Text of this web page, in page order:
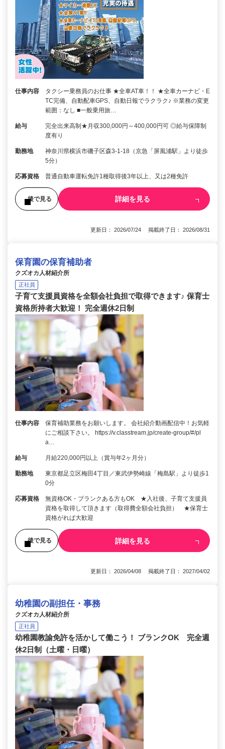
仕事内容
タクシー乗務員のお仕事 ★全車AT車！！ ★全車カーナビ・E
TC完備、自動配車GPS、自動日報でラクラク♪ ※業務の変更
範囲：なし ■一般乗用旅…
給与
完全出来高制★月収300,000円～400,000円可 ◎給与保障制
度有り
勤務地
神奈川県横浜市磯子区森3-1-18（京急「屏風浦駅」より徒歩
5分）
応募資格 普通自動車運転免許1種取得後3年以上、又は2種免許
後で見る 詳細を見る
更新日： 2026/07/24 掲載終了日： 2026/08/31
保育園の保育補助者
クズオカ人材紹介所
正社員
子育て支援員資格を全額会社負担で取得できます♪ 保育士
資格所持者大歓迎！ 完全週休2日制
仕事内容
保育補助業務をお願いします。 会社紹介動画配信中！お気軽
にご相談下さい。 https://v.classtream.jp/create-group/#/pl
a…
給与 月給220,000円以上（賞与年2ヶ月分）
勤務地
東京都足立区梅田4丁目／東武伊勢崎線「梅島駅」より徒歩1
0分
応募資格
無資格OK・ブランクある方もOK ★入社後、子育て支援員
資格を取得して頂きます（取得費全額会社負担） ★保育士
資格がれば大歓迎
後で見る 詳細を見る
更新日： 2026/04/08 掲載終了日： 2027/04/02
幼稚園の副担任・事務
クズオカ人材紹介所
正社員
幼稚園教諭免許を活かして働こう！ ブランクOK 完全週
休2日制（土曜・日曜）